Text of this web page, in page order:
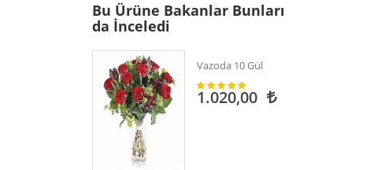
Bu Ürüne Bakanlar Bunları
da İnceledi
Vazoda 10 Gül
1.020,00